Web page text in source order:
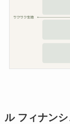
ル フィナン